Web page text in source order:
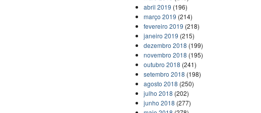
abril 2019 (196)
março 2019 (214)
fevereiro 2019 (218)
janeiro 2019 (215)
dezembro 2018 (199)
novembro 2018 (195)
outubro 2018 (241)
setembro 2018 (198)
agosto 2018 (250)
julho 2018 (202)
junho 2018 (277)